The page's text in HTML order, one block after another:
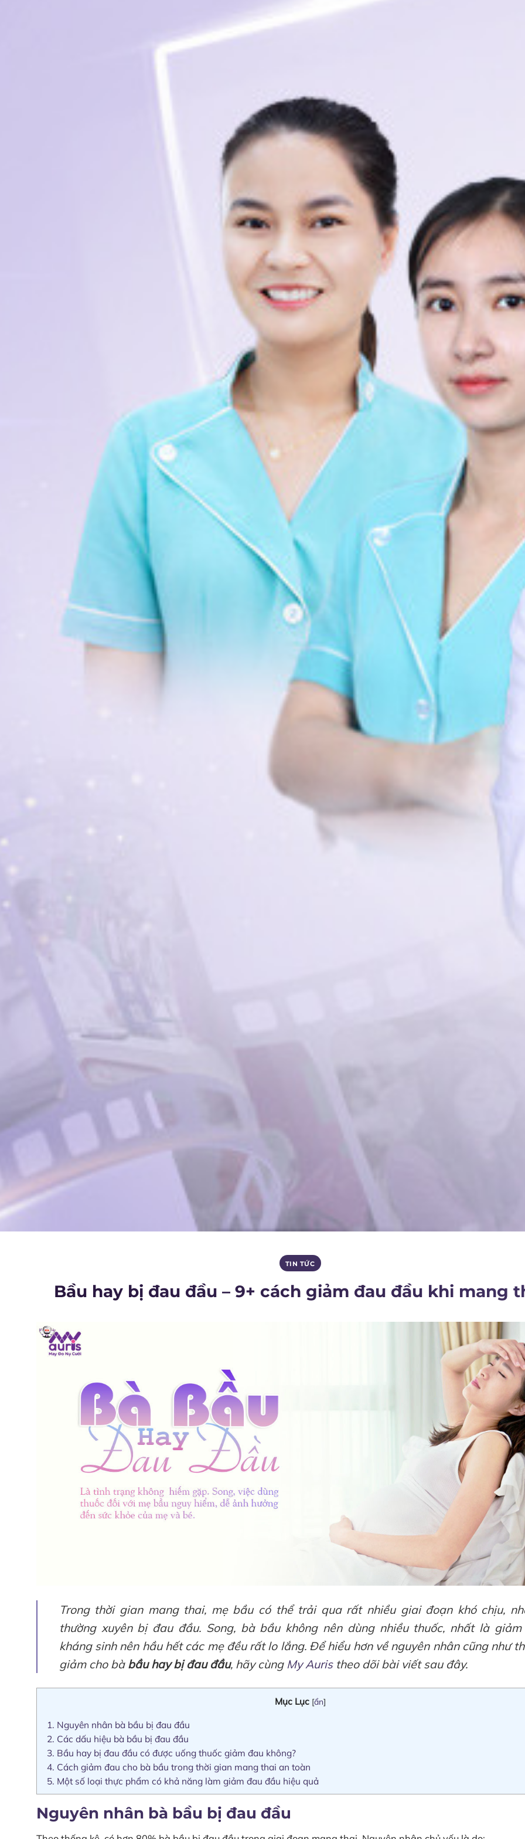
TIN TỨC
Bầu hay bị đau đầu – 9+ cách giảm đau đầu khi mang
Trong thời gian mang thai, mẹ bầu có thể trải qua rất nhiều giai đoạn khó chịu,
thường xuyên bị đau đầu. Song, bà bầu không nên dùng nhiều thuốc, nhất là giảm
kháng sinh nên hầu hết các mẹ đều rất lo lắng. Để hiểu hơn về nguyên nhân cũng như
giảm cho bà bầu hay bị đau đầu, hãy cùng My Auristheo dõi bài viết sau đây.
Mục Lục [ẩn]
1. Nguyên nhân bà bầu bị đau đầu
2. Các dấu hiệu bà bầu bị đau đầu
3. Bầu hay bị đau đầu có được uống thuốc giảm đau không?
4. Cách giảm đau cho bà bầu trong thời gian mang thai an toàn
5. Một số loại thực phẩm có khả năng làm giảm đau đầu hiệu quả
Nguyên nhân bà bầu bị đau đầu